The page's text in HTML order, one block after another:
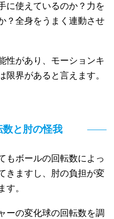
に使えているのか？力を
？全身をうまく連動させ
性があり、モーションキ
限界があると言えます。
と肘の怪我
もボールの回転数によっ
きますし、肘の負担が変
。
ーの変化球の回転数を調